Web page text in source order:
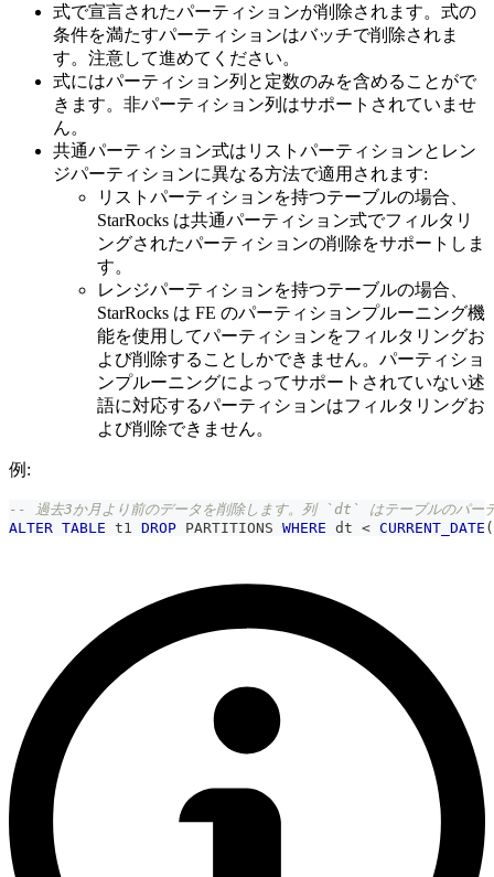
式で宣言されたパーティションが削除されます。式の
条件を満たすパーティションはバッチで削除されま
す。注意して進めてください。
式にはパーティション列と定数のみを含めることがで
きます。非パーティション列はサポートされていませ
ん。
共通パーティション式はリストパーティションとレン
ジパーティションに異なる方法で適用されます:
リストパーティションを持つテーブルの場合、
StarRocks は共通パーティション式でフィルタリ
ングされたパーティションの削除をサポートしま
す。
レンジパーティションを持つテーブルの場合、
StarRocks は FE のパーティションプルーニング機
能を使用してパーティションをフィルタリングお
よび削除することしかできません。パーティショ
ンプルーニングによってサポートされていない述
語に対応するパーティションはフィルタリングお
よび削除できません。
例:
-- 過去3か月より前のデータを削除します。列 `dt` はテーブルのパー
ALTER TABLE t1 DROP PARTITIONS WHERE dt < CURRENT_DATE (